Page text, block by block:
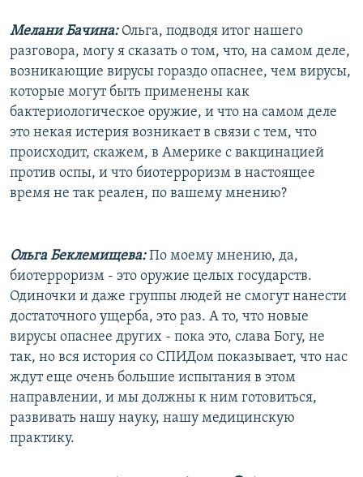
Мелани Бачина: Ольга, подводя итог нашего
разговора, могу я сказать о том, что, на самом деле,
возникающие вирусы гораздо опаснее, чем вирусы,
которые могут быть применены как
бактериологическое оружие, и что на самом деле
это некая истерия возникает в связи с тем, что
происходит, скажем, в Америке с вакцинацией
против оспы, и что биотерроризм в настоящее
время не так реален, по вашему мнению?
Ольга Беклемищева:По моему мнению, да,
биотерроризм - это оружие целых государств.
Одиночки и даже группы людей не смогут нанести
достаточного ущерба, это раз. А то, что новые
вирусы опаснее других - пока это, слава Богу, не
так, но вся история со СПИДом показывает, что нас
ждут еще очень большие испытания в этом
направлении, и мы должны к ним готовиться,
развивать нашу науку, нашу медицинскую
практику.